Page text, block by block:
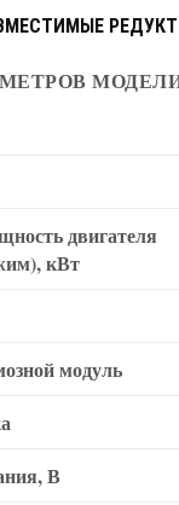
МОДЕЛИ
двигателя
кВт
модуль
В